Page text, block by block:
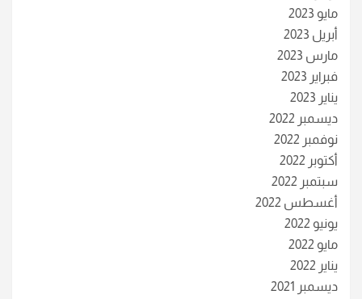
مايو 2023
أبريل 2023
مارس 2023
فبراير 2023
يناير 2023
ديسمبر 2022
نوفمبر 2022
أكتوبر 2022
سبتمبر 2022
أغسطس 2022
يونيو 2022
مايو 2022
يناير 2022
ديسمبر 2021